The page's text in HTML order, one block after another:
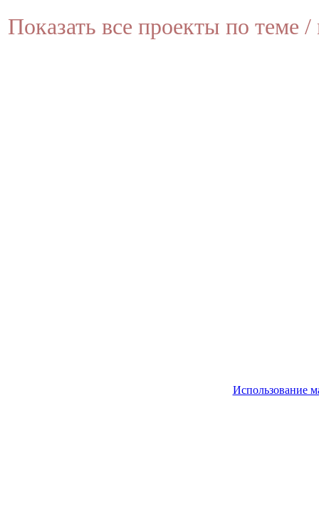
Показать все проекты по теме /
Использование